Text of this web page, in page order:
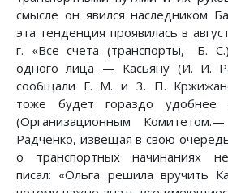
смысле он явился наследником
эта тенденция проявилась в
г. «Все счета (транспорты,—Б.
одного лица — Касьяну (И. И.
сообщали Г. М. и 3. П.
тоже будет гораздо удобнее
(Организационным
Радченко, извещая в свою
о транспортных начинаниях
писал: «Ольга решила вручить